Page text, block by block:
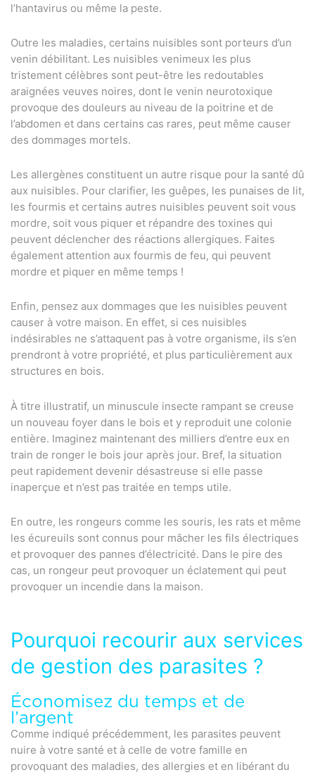
l’hantavirus ou même la peste.
Outre les maladies, certains nuisibles sont porteurs d’un
venin débilitant. Les nuisibles venimeux les plus
tristement célèbres sont peut-être les redoutables
araignées veuves noires, dont le venin neurotoxique
provoque des douleurs au niveau de la poitrine et de
l’abdomen et dans certains cas rares, peut même causer
des dommages mortels.
Les allergènes constituent un autre risque pour la santé dû
aux nuisibles. Pour clarifier, les guêpes, les punaises de lit,
les fourmis et certains autres nuisibles peuvent soit vous
mordre, soit vous piquer et répandre des toxines qui
peuvent déclencher des réactions allergiques. Faites
également attention aux fourmis de feu, qui peuvent
mordre et piquer en même temps !
Enfin, pensez aux dommages que les nuisibles peuvent
causer à votre maison. En effet, si ces nuisibles
indésirables ne s’attaquent pas à votre organisme, ils s’en
prendront à votre propriété, et plus particulièrement aux
structures en bois.
À titre illustratif, un minuscule insecte rampant se creuse
un nouveau foyer dans le bois et y reproduit une colonie
entière. Imaginez maintenant des milliers d’entre eux en
train de ronger le bois jour après jour. Bref, la situation
peut rapidement devenir désastreuse si elle passe
inaperçue et n’est pas traitée en temps utile.
En outre, les rongeurs comme les souris, les rats et même
les écureuils sont connus pour mâcher les fils électriques
et provoquer des pannes d’électricité. Dans le pire des
cas, un rongeur peut provoquer un éclatement qui peut
provoquer un incendie dans la maison.
Pourquoi recourir aux services
de gestion des parasites ?
Économisez du temps et de
l’argent
Comme indiqué précédemment, les parasites peuvent
nuire à votre santé et à celle de votre famille en
provoquant des maladies, des allergies et en libérant du